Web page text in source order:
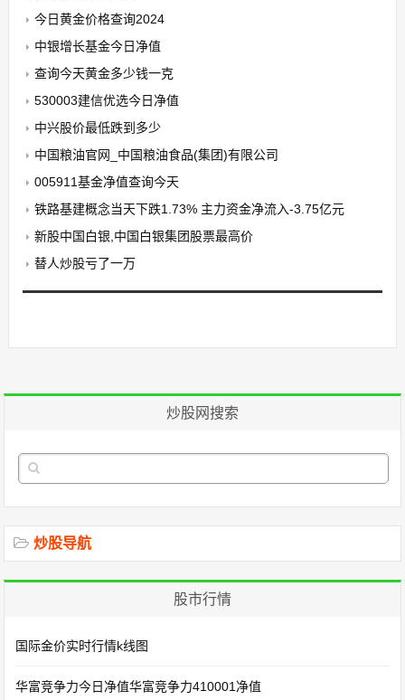
今日黄金价格查询2024
中银增长基金今日净值
查询今天黄金多少钱一克
530003建信优选今日净值
中兴股价最低跌到多少
中国粮油官网_中国粮油食品(集团)有限公司
005911基金净值查询今天
铁路基建概念当天下跌1.73% 主力资金净流入-3.75亿元
新股中国白银,中国白银集团股票最高价
替人炒股亏了一万
炒股网搜索
炒股导航
股市行情
国际金价实时行情k线图
华富竞争力今日净值华富竞争力410001净值